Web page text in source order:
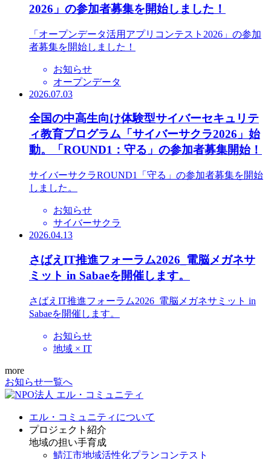
2026」の参加者募集を開始しました！
「オープンデータ活用アプリコンテスト2026」の参加
者募集を開始しました！
お知らせ
オープンデータ
2026.07.03
全国の中高生向け体験型サイバーセキュリテ
ィ教育プログラム「サイバーサクラ2026」始
動。「ROUND1：守る」の参加者募集開始！
サイバーサクラROUND1「守る」の参加者募集を開始
しました。
お知らせ
サイバーサクラ
2026.04.13
さばえIT推進フォーラム2026_電脳メガネサ
ミット in Sabaeを開催します。
さばえIT推進フォーラム2026_電脳メガネサミット in
Sabaeを開催します。
お知らせ
地域 × IT
more
お知らせ一覧へ
エル・コミュニティについて
プロジェクト紹介
地域の担い手育成
鯖江市地域活性化プランコンテスト